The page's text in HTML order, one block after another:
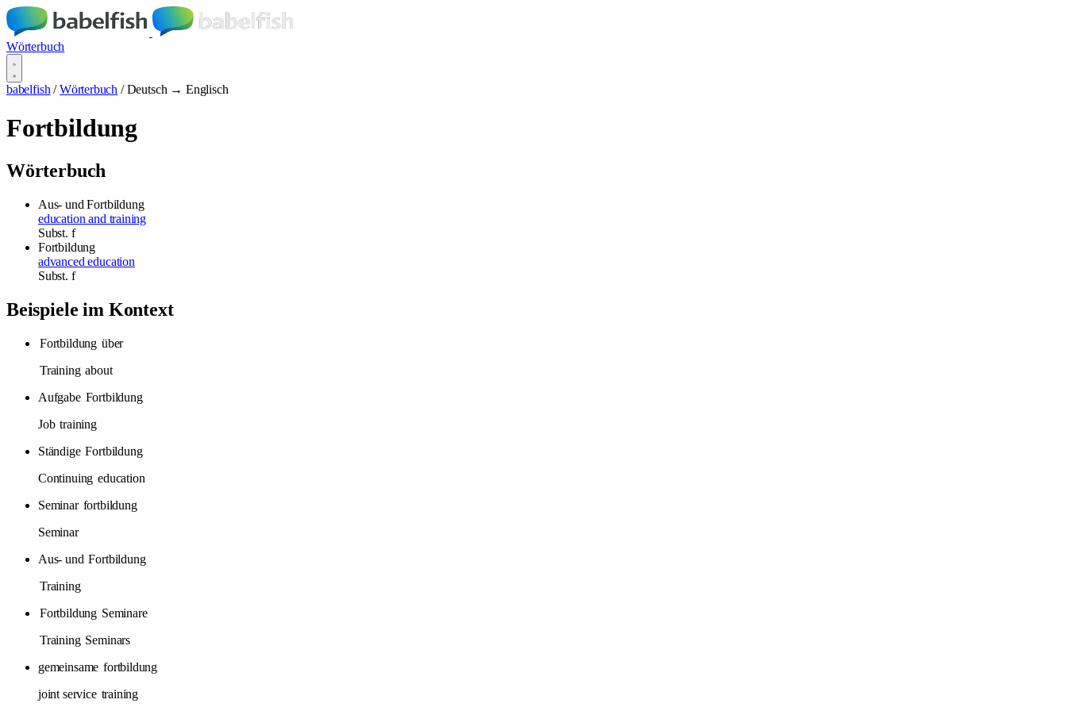
Wörterbuch
babelfish / Wörterbuch / Deutsch → Englisch
Fortbildung
Wörterbuch
Aus- und Fortbildung
education and training
Subst. f
Fortbildung
advanced education
Subst. f
Beispiele im Kontext
Fortbildung über
Training about
Aufgabe Fortbildung
Job training
Ständige Fortbildung
Continuing education
Seminar fortbildung
Seminar
Aus- und Fortbildung
Training
Fortbildung Seminare
Training Seminars
gemeinsame fortbildung
joint service training